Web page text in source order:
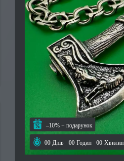
–10%
00 Днів 00 Годин 00 Хвилин